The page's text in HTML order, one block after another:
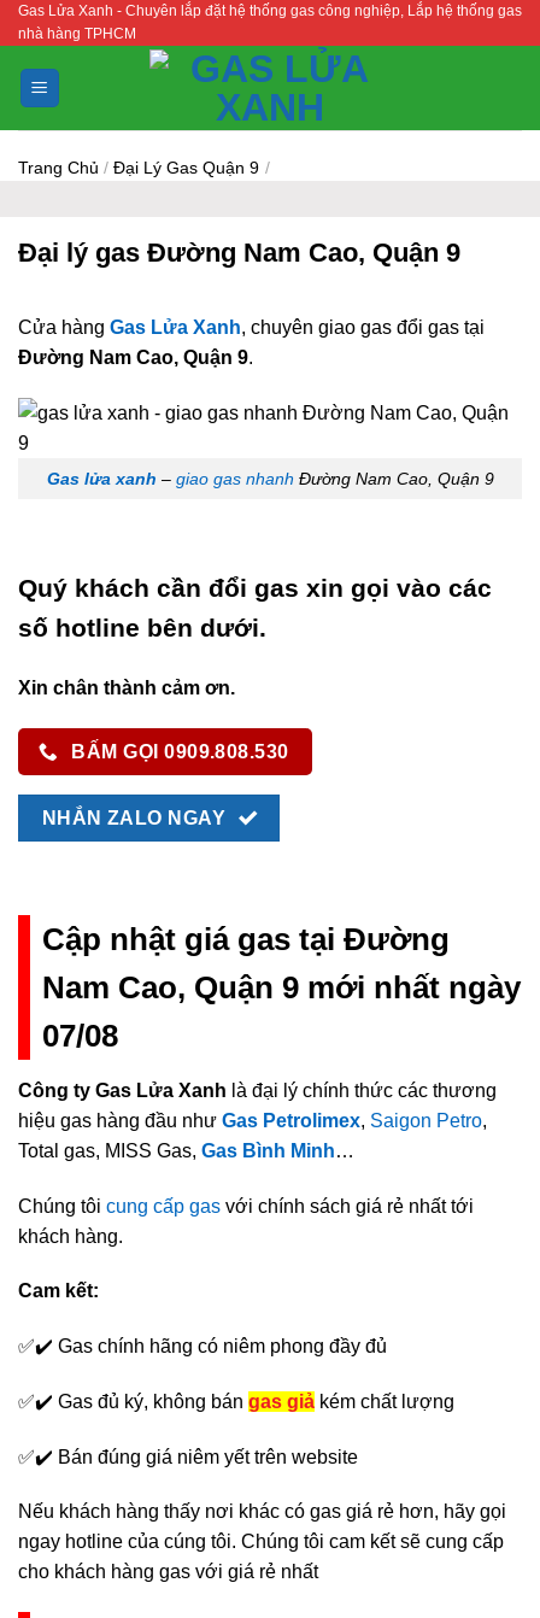
Bỏ
qua
nội
dung
Gas Lửa Xanh - Chuyên lắp đặt hệ thống gas công nghiệp, Lắp hệ thống gas
nhà hàng TPHCM
Trang Chủ / Đại Lý Gas Quận 9 /
Đại lý gas Đường Nam Cao, Quận 9
Cửa hàng Gas Lửa Xanh, chuyên giao gas đổi gas tại
Đường Nam Cao, Quận 9.
Gas lửa xanh – giao gas nhanh Đường Nam Cao, Quận 9
Quý khách cần đổi gas xin gọi vào các
số hotline bên dưới.
Xin chân thành cảm ơn.
BẤM GỌI 0909.808.530
NHẮN ZALO NGAY
Cập nhật giá gas tại Đường
Nam Cao, Quận 9 mới nhất ngày
07/08
Công ty Gas Lửa Xanh là đại lý chính thức các thương
hiệu gas hàng đầu như Gas Petrolimex, Saigon Petro,
Total gas, MISS Gas, Gas Bình Minh…
Chúng tôi cung cấp gas với chính sách giá rẻ nhất tới
khách hàng.
Cam kết:
✅✔️ Gas chính hãng có niêm phong đầy đủ
✅✔️ Gas đủ ký, không bán gas giả kém chất lượng
✅✔️ Bán đúng giá niêm yết trên website
Nếu khách hàng thấy nơi khác có gas giá rẻ hơn, hãy gọi
ngay hotline của cúng tôi. Chúng tôi cam kết sẽ cung cấp
cho khách hàng gas với giá rẻ nhất